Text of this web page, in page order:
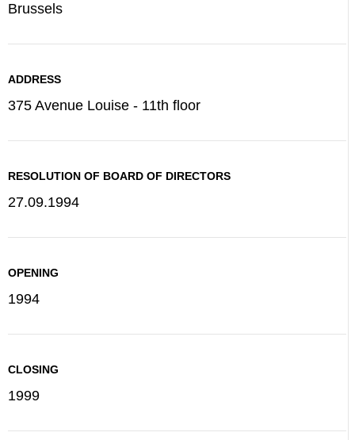
Brussels
ADDRESS
375 Avenue Louise - 11th floor
RESOLUTION OF BOARD OF DIRECTORS
27.09.1994
OPENING
1994
CLOSING
1999